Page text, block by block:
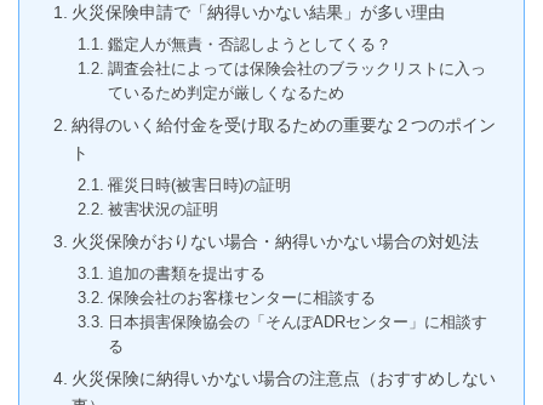
火災保険申請で「納得いかない結果」が多い理由
鑑定人が無責・否認しようとしてくる？
調査会社によっては保険会社のブラックリストに入っ
ているため判定が厳しくなるため
納得のいく給付金を受け取るための重要な２つのポイン
ト
罹災日時(被害日時)の証明
被害状況の証明
火災保険がおりない場合・納得いかない場合の対処法
追加の書類を提出する
保険会社のお客様センターに相談する
日本損害保険協会の「そんぽADRセンター」に相談す
る
火災保険に納得いかない場合の注意点（おすすめしない